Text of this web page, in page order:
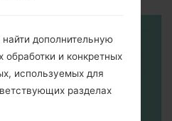
дополнительную
и конкретных
используемых для
разделах